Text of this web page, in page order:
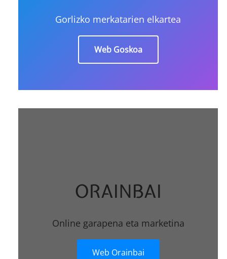
Gorlizko merkatarien elkartea
Web Goskoa
ORAINBAI
Online garapena eta marketina
Web Orainbai